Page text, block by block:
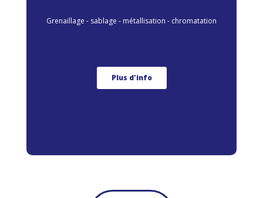
Grenaillage - sablage - métallisation - chromatation
Plus d'info